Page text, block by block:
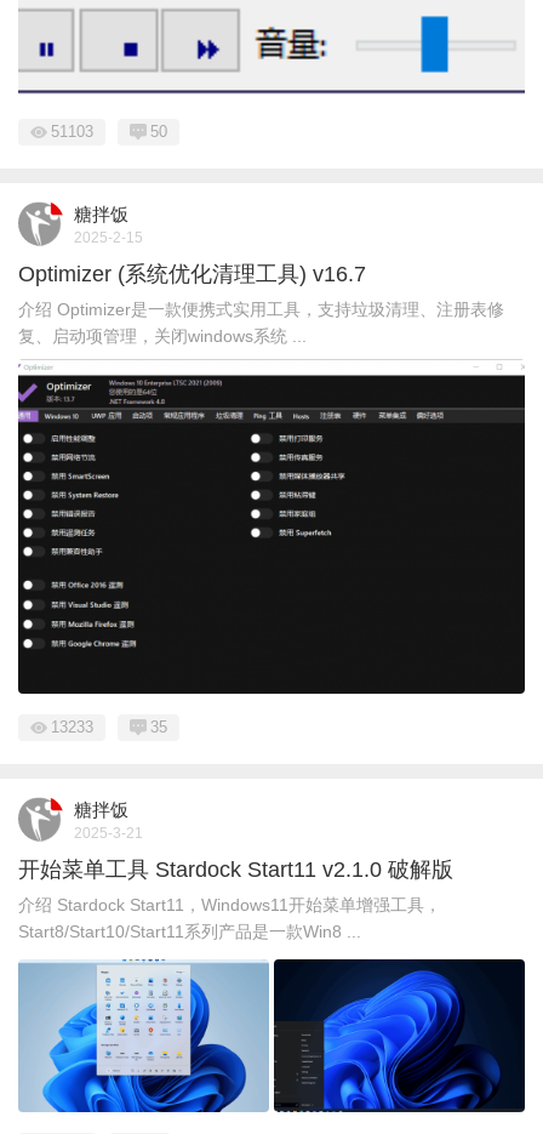
51103 50
糖拌饭
2025-2-15
Optimizer (系统优化清理工具) v16.7
介绍 Optimizer是一款便携式实用工具，支持垃圾清理、注册表修
复、启动项管理，关闭windows系统 ...
13233 35
糖拌饭
2025-3-21
开始菜单工具 Stardock Start11 v2.1.0 破解版
介绍 Stardock Start11，Windows11开始菜单增强工具，
Start8/Start10/Start11系列产品是一款Win8 ...